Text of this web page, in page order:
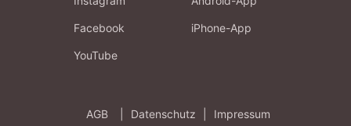
Facebook
YouTube
iPhone-App
AGB Datenschutz Impressum